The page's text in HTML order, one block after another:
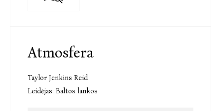
Atmosfera
Taylor Jenkins Reid
Leidėjas: Baltos lankos